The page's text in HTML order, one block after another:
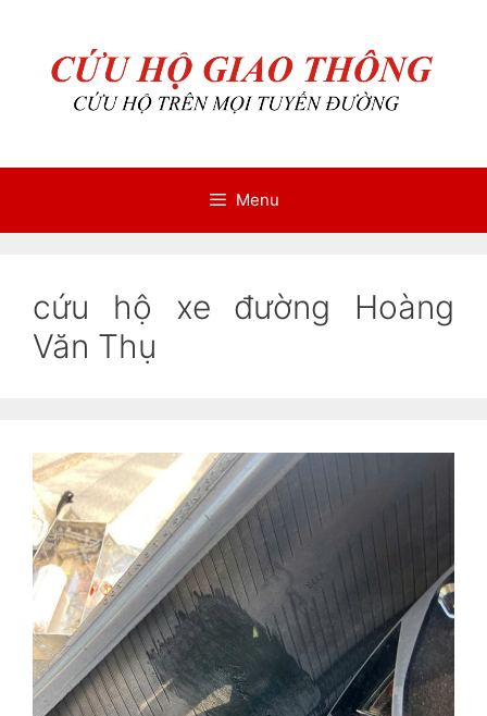
Menu
cứu hộ xe đường Hoàng
Văn Thụ